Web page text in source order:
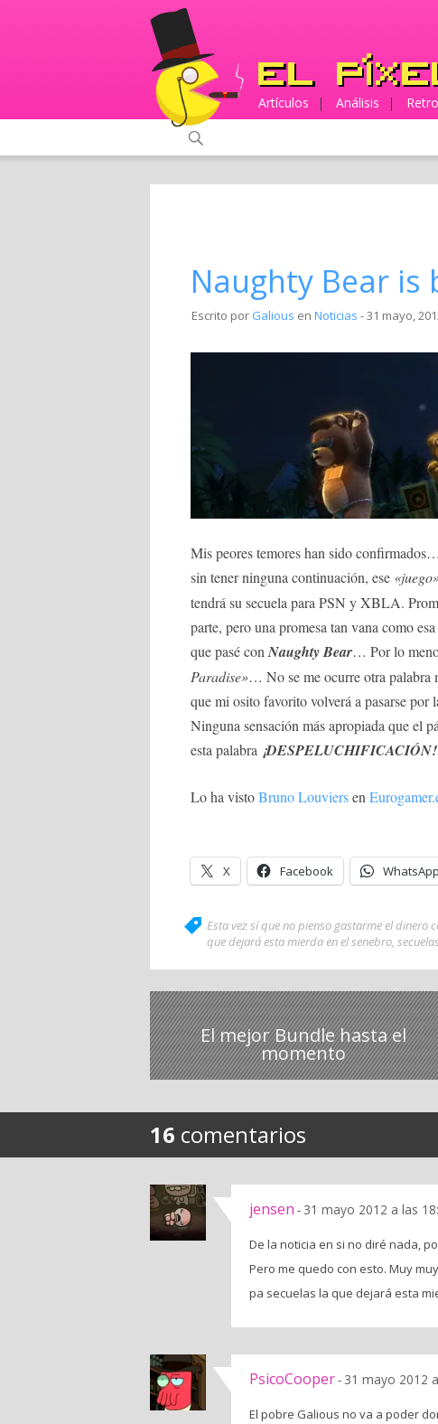
Artículos | Análisis |
Naughty Bear is
Escrito por Galious en Noticias - 31 mayo,
Mis peores temores han sido
sin tener ninguna continuación, ese
tendrá su secuela para PSN y XBLA.
parte, pero una promesa tan vana como
que pasé conNaughty Bear… Por lo
Paradise»… No se me ocurre otra palabra
que mi osito favorito volverá a pasarse por
Ninguna sensación más apropiada que el
esta palabra ¡DESPELUCHIFICACIÓN!
Lo ha vistoBruno Louviersen
X Facebook WhatsApp
Esta vez sí que no pienso gastarme el dinero
que dejará esta mierda en el senebro,
El mejor Bundle hasta el
momento
16 comentarios
jensen - 31 mayo 2012 a las
De la noticia en si no diré nada,
Pero me quedo con esto. Muy muy
pa secuelas la que dejará esta
PsicoCooper- 31 mayo 2012
El pobre Galious no va a poder